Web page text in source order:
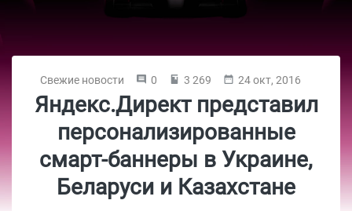
Свежие новости 0 3 269 24 окт, 2016
Яндекс.Директ представил
персонализированные
смарт-баннеры в Украине,
Беларуси и Казахстане